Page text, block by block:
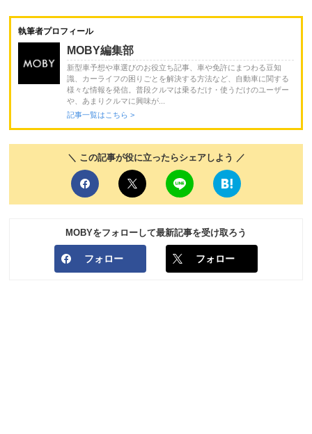
執筆者プロフィール
MOBY編集部
新型車予想や車選びのお役立ち記事、車や免許にまつわる豆知
識、カーライフの困りごとを解決する方法など、自動車に関する
様々な情報を発信。普段クルマは乗るだけ・使うだけのユーザー
や、あまりクルマに興味が...
記事一覧はこちら >
＼ この記事が役に立ったらシェアしよう ／
MOBYをフォローして最新記事を受け取ろう
フォロー フォロー